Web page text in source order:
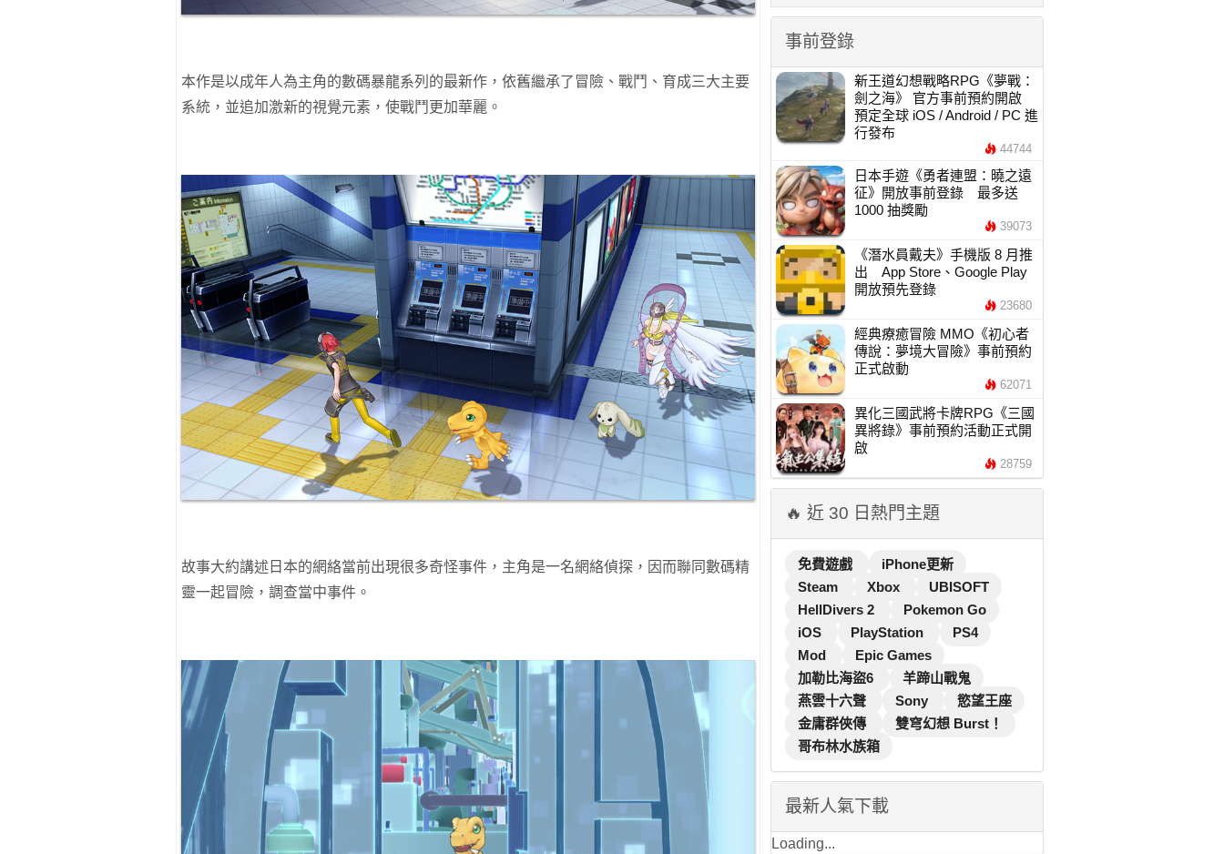
本作是以成年人為主角的數碼暴龍系列的最新作，依舊繼承了冒險、戰鬥、育成三大主要
系統，並追加激新的視覺元素，使戰鬥更加華麗。
故事大約講述日本的網絡當前出現很多奇怪事件，主角是一名網絡偵探，因而聯同數碼精
靈一起冒險，調查當中事件。
事前登錄
新王道幻想戰略RPG《夢戰：
劍之海》 官方事前預約開啟
預定全球 iOS / Android / PC 進
行發布
44744
日本手遊《勇者連盟：曉之遠
征》開放事前登錄 最多送
1000 抽獎勵
39073
《潛水員戴夫》手機版 8 月推
出 App Store、Google Play
開放預先登錄
23680
經典療癒冒險 MMO《初心者
傳說：夢境大冒險》事前預約
正式啟動
62071
異化三國武將卡牌RPG《三國
異將錄》事前預約活動正式開
啟
28759
🔥 近 30 日熱門主題
免費遊戲
iPhone更新
Steam
Xbox
UBISOFT
HellDivers 2
Pokemon Go
iOS
PlayStation
PS4
Mod
Epic Games
加勒比海盜6
羊蹄山戰鬼
燕雲十六聲
Sony
慾望王座
金庸群俠傳
雙穹幻想 Burst！
哥布林水族箱
最新人氣下載
Loading...